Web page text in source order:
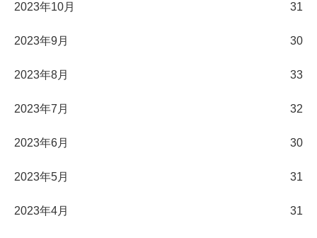
2023年10月 31
2023年9月 30
2023年8月 33
2023年7月 32
2023年6月 30
2023年5月 31
2023年4月 31